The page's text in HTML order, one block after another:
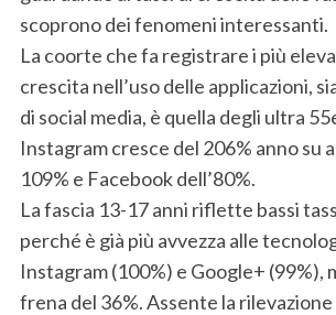
scoprono dei fenomeni interessanti.
La coorte che fa registrare i più
crescita nell’uso delle applicazioni,
di social media, è quella degli ultra
Instagram cresce del 206% anno su
109% e Facebook dell’80%.
La fascia 13-17 anni riflette bassi
perché è già più avvezza alle
Instagram (100%) e Google+
frena del 36%. Assente la rilevazione